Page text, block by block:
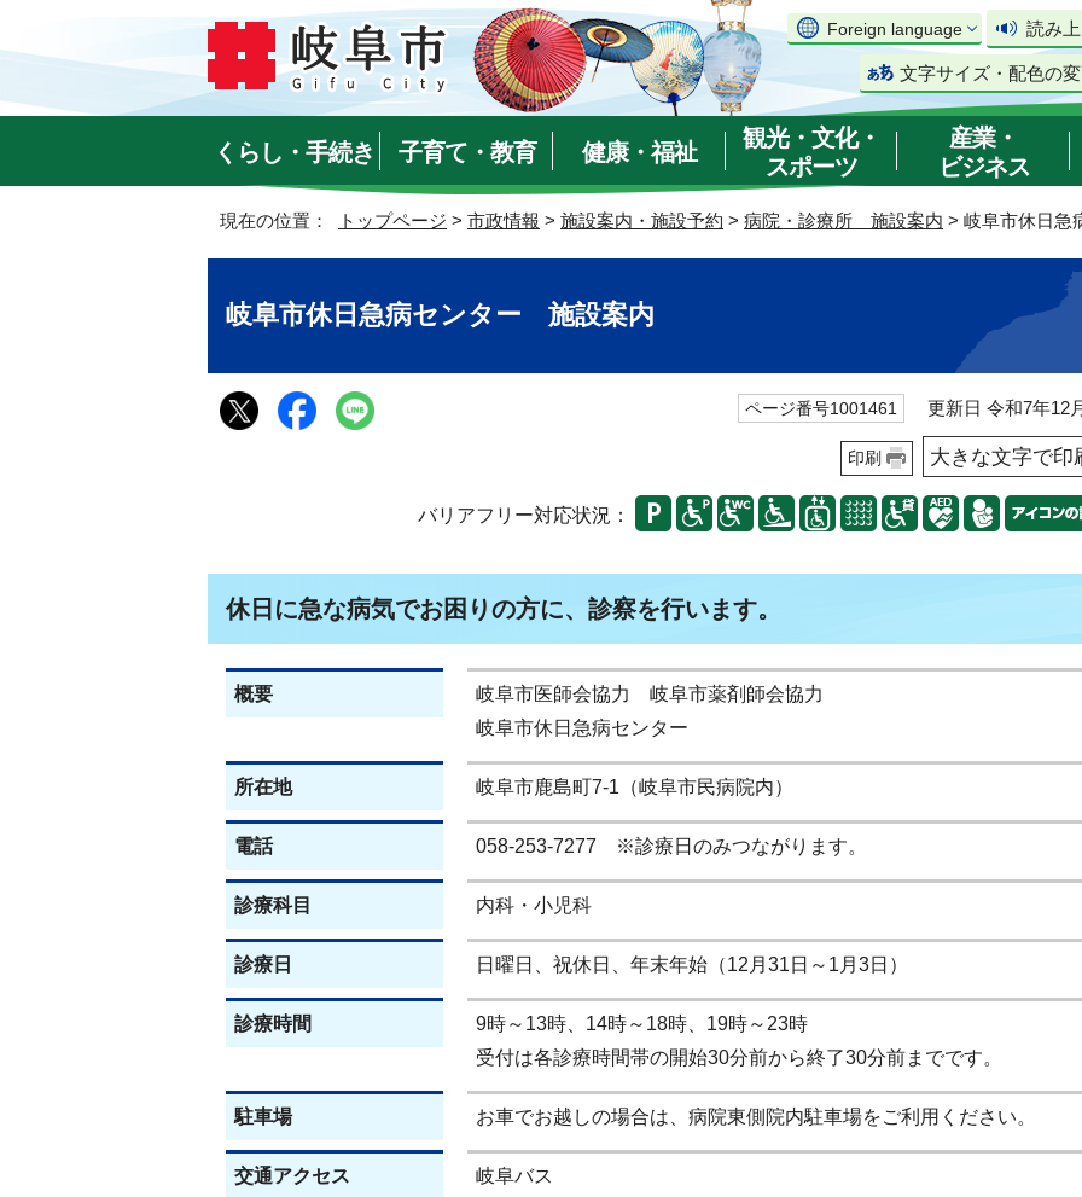
Foreign language 読み
文字サイズ・配色の
くらし・手続き 子育て・教育 健康・福祉
観光・文化・
スポーツ
産業・
ビジネス
現在の位置： トップページ > 市政情報 > 施設案内・施設予約 > 病院・診療所 施設案内 > 岐阜市休日
岐阜市休日急病センター 施設案内
ページ番号1001461 更新日 令和7年12
印刷 大きな文字で印
バリアフリー対応状況：
休日に急な病気でお困りの方に、診察を行います。
概要
岐阜市医師会協力 岐阜市薬剤師会協力
岐阜市休日急病センター
所在地 岐阜市鹿島町7-1（岐阜市民病院内）
電話 058-253-7277 ※診療日のみつながります。
診療科目 内科・小児科
診療日 日曜日、祝休日、年末年始（12月31日～1月3日）
診療時間
9時～13時、14時～18時、19時～23時
受付は各診療時間帯の開始30分前から終了30分前までです。
駐車場 お車でお越しの場合は、病院東側院内駐車場をご利用ください。
交通アクセス
岐阜バス